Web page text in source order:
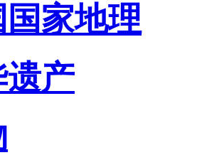
家地理
遗产